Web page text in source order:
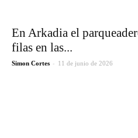
En Arkadia el
filas en las...
Simon Cortes - 11 de junio de 2026